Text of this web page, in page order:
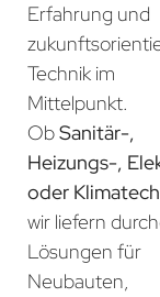
Erfahrung und
Technik im
Mittelpunkt.
ObSanitär-,
Heizungs-,
oder
wir liefern
Lösungen für
Neubauten,